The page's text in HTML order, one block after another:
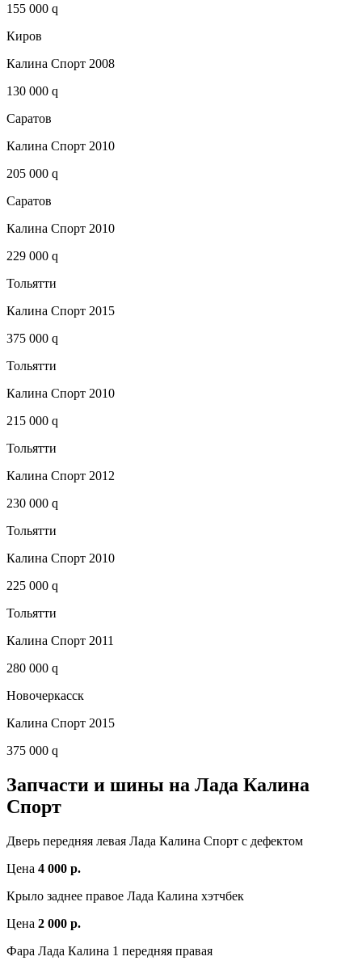
155 000 q
Киров
Калина Спорт 2008
130 000 q
Саратов
Калина Спорт 2010
205 000 q
Саратов
Калина Спорт 2010
229 000 q
Тольятти
Калина Спорт 2015
375 000 q
Тольятти
Калина Спорт 2010
215 000 q
Тольятти
Калина Спорт 2012
230 000 q
Тольятти
Калина Спорт 2010
225 000 q
Тольятти
Калина Спорт 2011
280 000 q
Новочеркасск
Калина Спорт 2015
375 000 q
Запчасти и шины на Лада Калина
Спорт
Дверь передняя левая Лада Калина Спорт с дефектом
Цена 4 000 р.
Крыло заднее правое Лада Калина хэтчбек
Цена 2 000 р.
Фара Лада Калина 1 передняя правая